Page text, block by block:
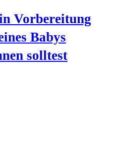
Vorbereitung
Babys
solltest